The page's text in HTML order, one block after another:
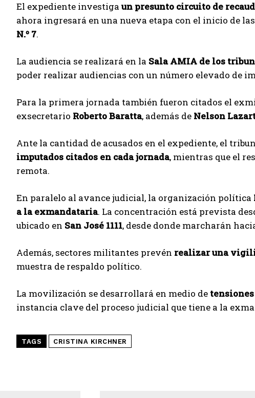
El expediente investiga un presunto circuito de
ahora ingresará en una nueva etapa con el inicio de las
N.º 7.
La audiencia se realizará en la Sala AMIA de los
poder realizar audiencias con un número elevado de
Para la primera jornada también fueron citados el
exsecretario Roberto Baratta, además de Nelson
Ante la cantidad de acusados en el expediente, el
imputados citados en cada jornada, mientras que el
remota.
En paralelo al avance judicial, la organización política
a la exmandataria. La concentración está prevista
ubicado en San José 1111, desde donde marcharán
Además, sectores militantes prevén realizar una
muestra de respaldo político.
La movilización se desarrollará en medio de
instancia clave del proceso judicial que tiene a la
TAGS CRISTINA KIRCHNER